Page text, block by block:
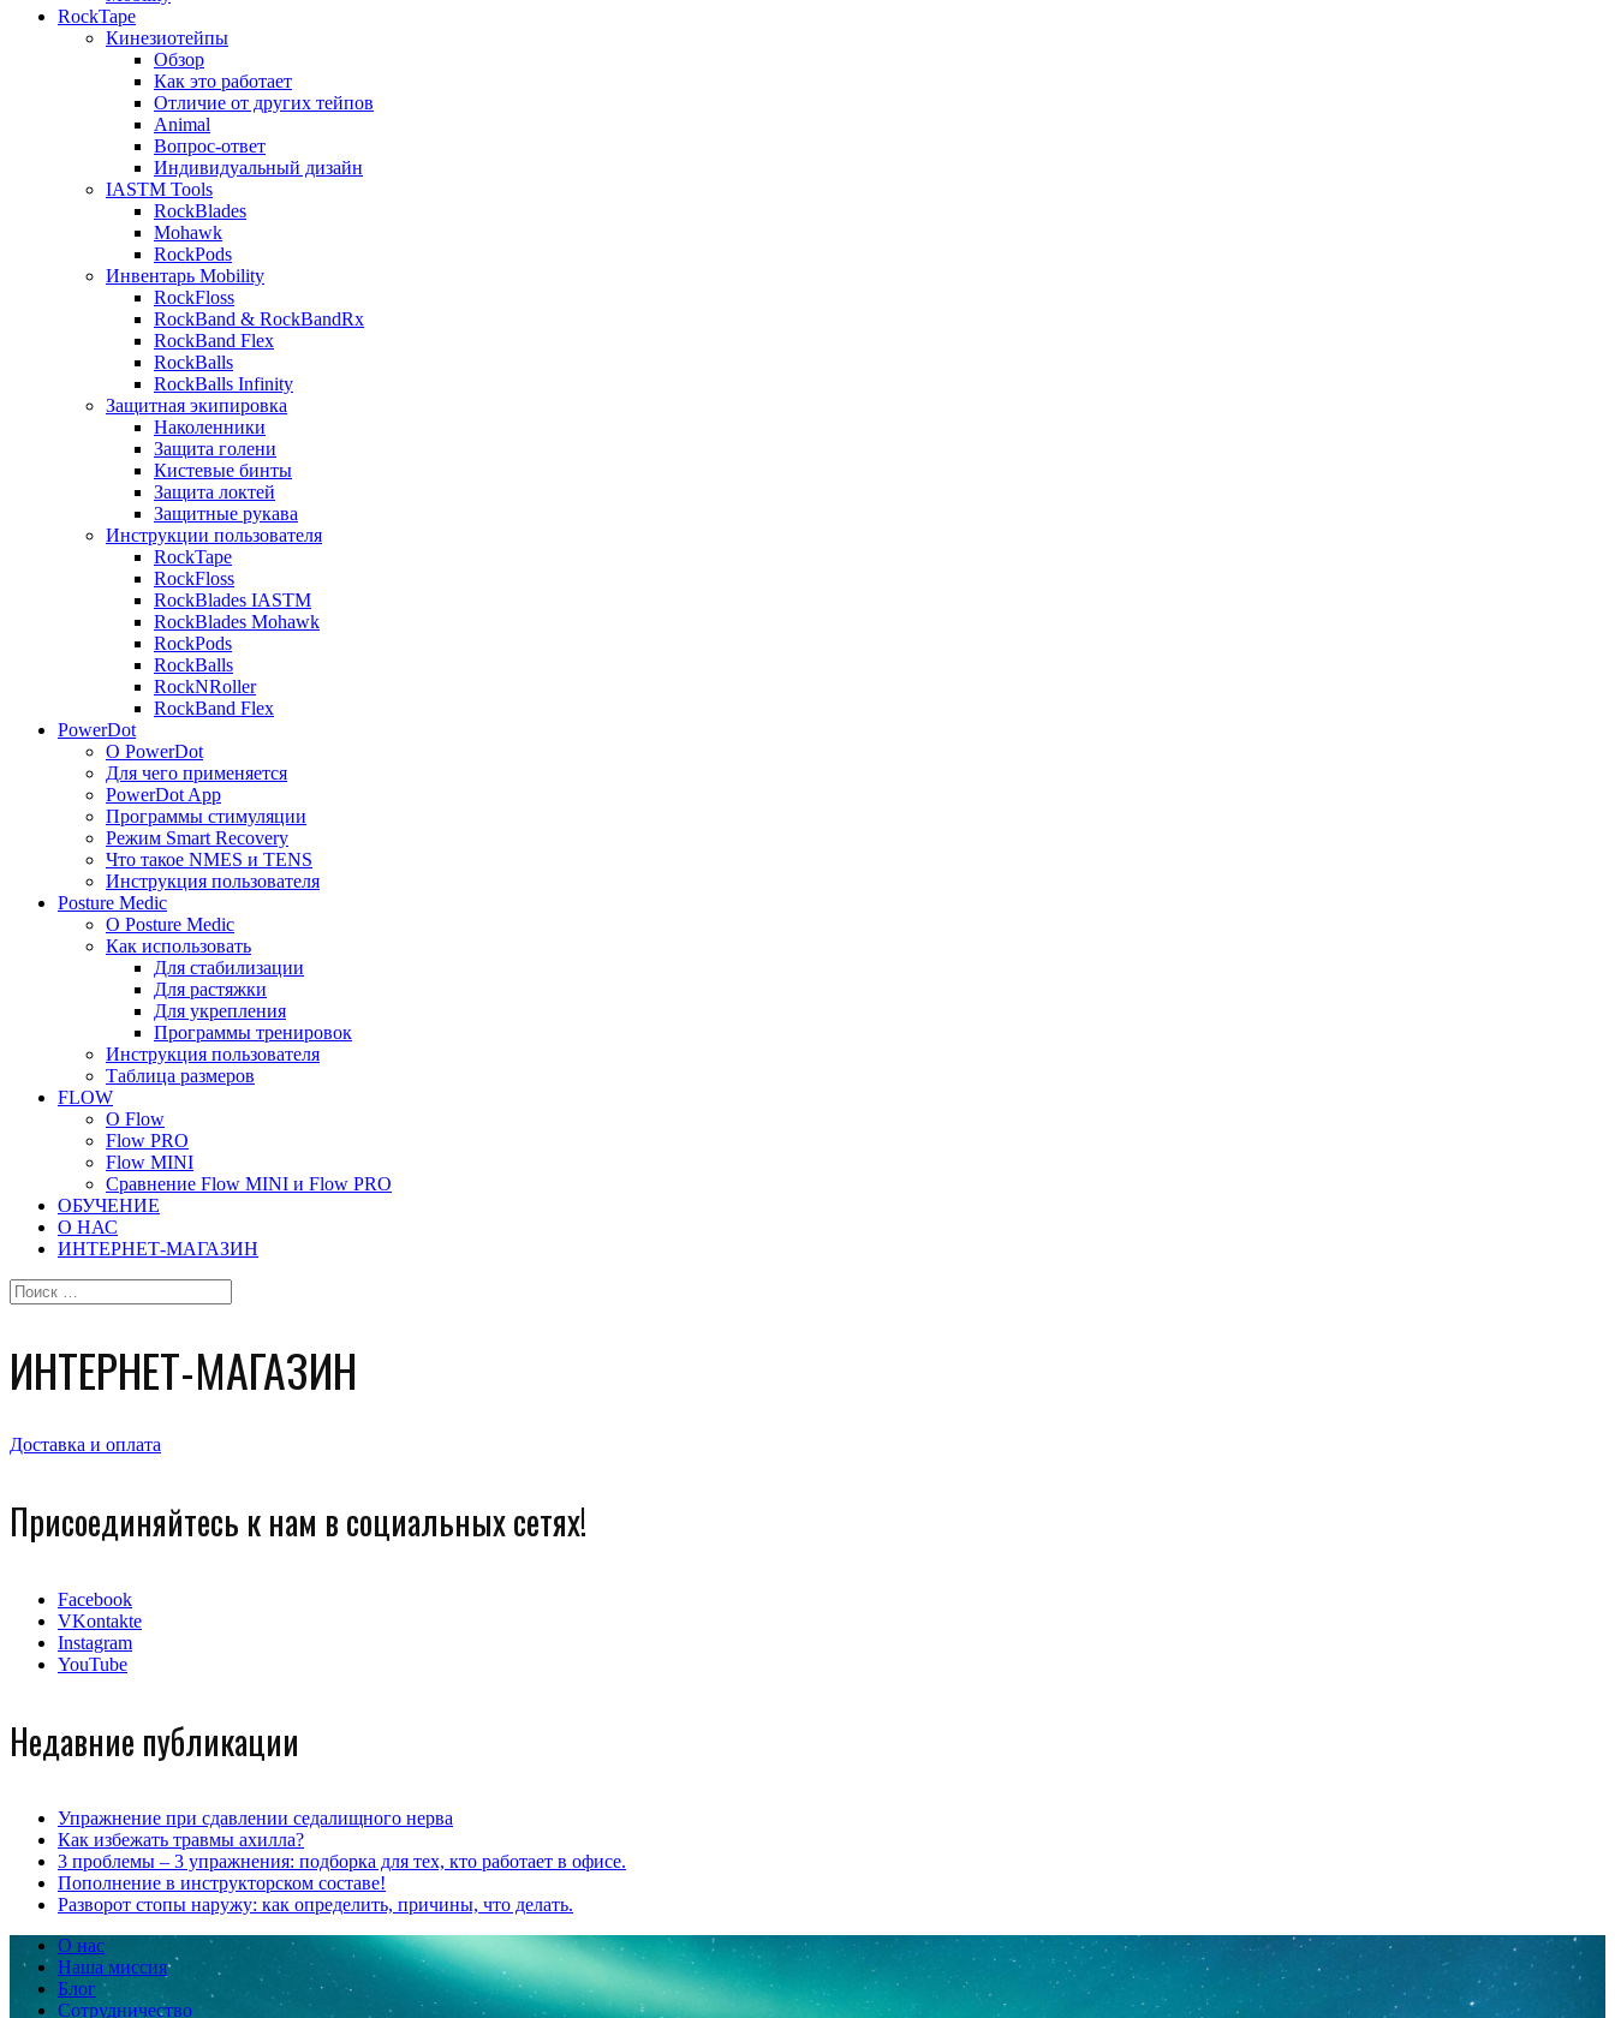
RockTape
Кинезиотейпы
Обзор
Как это работает
Отличие от других тейпов
Animal
Вопрос-ответ
Индивидуальный дизайн
IASTM Tools
RockBlades
Mohawk
RockPods
Инвентарь Mobility
RockFloss
RockBand & RockBandRx
RockBand Flex
RockBalls
RockBalls Infinity
Защитная экипировка
Наколенники
Защита голени
Кистевые бинты
Защита локтей
Защитные рукава
Инструкции пользователя
RockTape
RockFloss
RockBlades IASTM
RockBlades Mohawk
RockPods
RockBalls
RockNRoller
RockBand Flex
PowerDot
О PowerDot
Для чего применяется
PowerDot App
Программы стимуляции
Рeжим Smart Recovery
Что такое NMES и TENS
Инструкция пользователя
Posture Medic
О Posture Medic
Как использовать
Для стабилизации
Для растяжки
Для укрепления
Программы тренировок
Инструкция пользователя
Таблица размеров
FLOW
О Flow
Flow PRO
Flow MINI
Сравнение Flow MINI и Flow PRO
ОБУЧЕНИЕ
О НАС
ИНТЕРНЕТ-МАГАЗИН
ИНТЕРНЕТ-МАГАЗИН
Доставка и оплата
Присоединяйтесь к нам в социальных сетях!
Facebook
VKontakte
Instagram
YouTube
Недавние публикации
Упражнение при сдавлении седалищного нерва
Как избежать травмы ахилла?
3 проблемы – 3 упражнения: подборка для тех, кто работает в офисе.
Пополнение в инструкторском составе!
Разворот стопы наружу: как определить, причины, что делать.
О нас
Наша миссия
Блог
Сотрудничество